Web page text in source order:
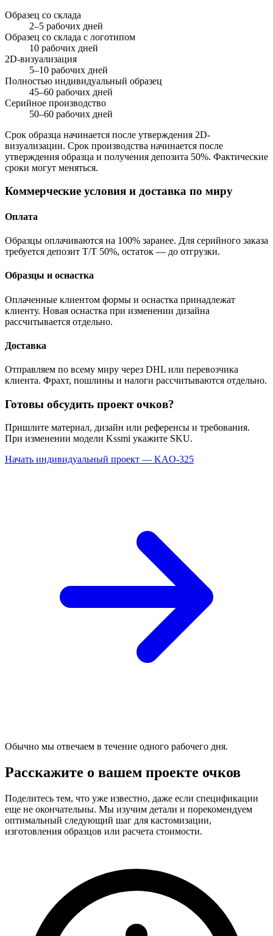
Образец со склада
2–5 рабочих дней
Образец со склада с логотипом
10 рабочих дней
2D-визуализация
5–10 рабочих дней
Полностью индивидуальный образец
45–60 рабочих дней
Серийное производство
50–60 рабочих дней
Срок образца начинается после утверждения 2D-
визуализации. Срок производства начинается после
утверждения образца и получения депозита 50%. Фактические
сроки могут меняться.
Коммерческие условия и доставка по миру
Оплата
Образцы оплачиваются на 100% заранее. Для серийного заказа
требуется депозит T/T 50%, остаток — до отгрузки.
Образцы и оснастка
Оплаченные клиентом формы и оснастка принадлежат
клиенту. Новая оснастка при изменении дизайна
рассчитывается отдельно.
Доставка
Отправляем по всему миру через DHL или перевозчика
клиента. Фрахт, пошлины и налоги рассчитываются отдельно.
Готовы обсудить проект очков?
Пришлите материал, дизайн или референсы и требования.
При изменении модели Kssmi укажите SKU.
Начать индивидуальный проект — KAO-325
Обычно мы отвечаем в течение одного рабочего дня.
Расскажите о вашем проекте очков
Поделитесь тем, что уже известно, даже если спецификации
еще не окончательны. Мы изучим детали и порекомендуем
оптимальный следующий шаг для кастомизации,
изготовления образцов или расчета стоимости.